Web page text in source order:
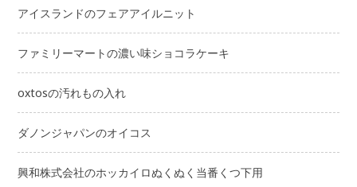
アイスランドのフェアアイルニット
ファミリーマートの濃い味ショコラケーキ
oxtosの汚れもの入れ
ダノンジャパンのオイコス
興和株式会社のホッカイロぬくぬく当番くつ下用